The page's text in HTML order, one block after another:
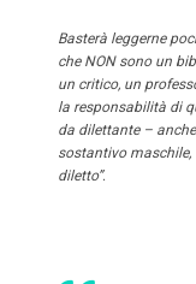
Basterà leggerne
che NON sono un
un critico, un
la responsabilità di
da dilettante –
sostantivo maschile,
diletto”.